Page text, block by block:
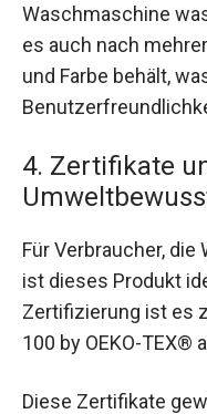
Waschmaschine
es auch nach
und Farbe behält,
4. Zertifikate
Für Verbraucher,
ist dieses Produkt
Zertifizierung ist es
100 by OEKO-TEX®
Diese Zertifikate